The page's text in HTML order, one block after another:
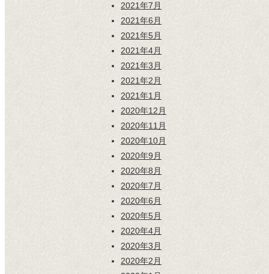
2021年7月
2021年6月
2021年5月
2021年4月
2021年3月
2021年2月
2021年1月
2020年12月
2020年11月
2020年10月
2020年9月
2020年8月
2020年7月
2020年6月
2020年5月
2020年4月
2020年3月
2020年2月